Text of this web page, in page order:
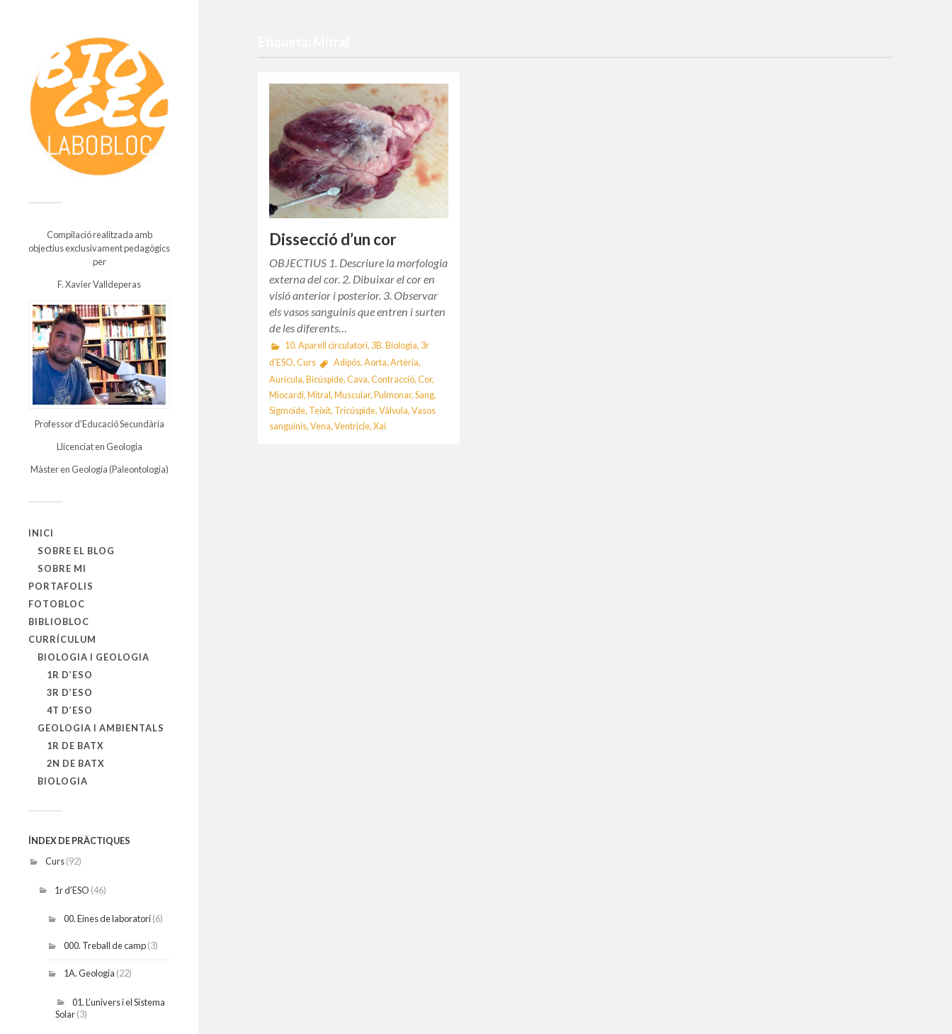
Compilació realitzada amb
objectius exclusivament pedagògics
per
F. Xavier Valldeperas
Professor d'Educació Secundària
Llicenciat en Geologia
Màster en Geologia (Paleontologia)
INICI
SOBRE EL BLOG
SOBRE MI
PORTAFOLIS
FOTOBLOC
BIBLIOBLOC
CURRÍCULUM
BIOLOGIA I GEOLOGIA
1R D’ESO
3R D’ESO
4T D’ESO
GEOLOGIA I AMBIENTALS
1R DE BATX
2N DE BATX
BIOLOGIA
ÍNDEX DE PRÀCTIQUES
Curs(92)
1r d’ESO (46)
00. Eines de laboratori(6)
000. Treball de camp(3)
1A. Geologia (22)
01. L’univers i el Sistema
Solar(3)
Dissecció d’un cor
OBJECTIUS 1. Descriure la morfologia
externa del cor. 2. Dibuixar el cor en
visió anterior i posterior. 3. Observar
els vasos sanguinis que entren i surten
de les diferents…
10. Aparell circulatori, 3B. Biologia, 3r
d'ESO,Curs Adipós, Aorta, Artèria,
Aurícula,Bicúspide,Cava,Contracció,Cor,
Miocardi,Mitral,Muscular,Pulmonar,Sang,
Sigmoide, Teixit, Tricúspide,Vàlvula,Vasos
sanguinis,Vena,Ventricle,Xai